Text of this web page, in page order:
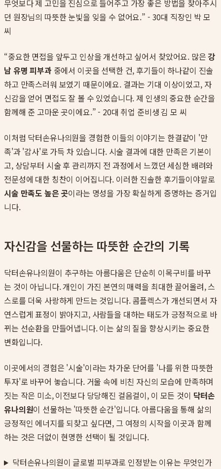
무엇보다 제 고민을 진심으로 들어주고 가장 좋은 방법을 찾아주시
던 원장님의 따뜻한 눈빛을 잊을 수 없어요.” - 30대 직장인 박 모
씨
“중요한 면접을 앞두고 인상을 개선하고 싶어서 찾았어요. 많은 강
남 유명 피부과 중에서 이곳을 선택한 건, 후기들이 하나같이 진솔
하고 만족스러워 보였기 때문이에요. 결과는 기대 이상이었고, 자
신감을 얻어 면접도 잘 볼 수 있었습니다. 제 인생의 중요한 순간을
함께해 준 고마운 곳이에요.” - 20대 취업 준비생 김 모 씨
이처럼 닥터손유나의원을 경험한 이들의 이야기는 한결같이 '만
족'과 '감사'로 가득 차 있습니다. 시술 결과에 대한 만족은 기본이
고, 상담부터 시술 후 관리까지 전 과정에서 느꼈던 세심한 배려와
전문성에 대한 칭찬이 이어집니다. 이러한 진솔한 후기들이야말로
시술 만족도 높은 곳이라는 명성을 가장 확실하게 증명하는 증거입
니다.
자신감을 선물하는 따뜻한 순간의 기록
닥터손유나의원이 추구하는 아름다움은 단순히 이목구비를 바꾸
는 것이 아닙니다. 개인이 가진 본연의 매력을 최대한 끌어올려, 스
스로를 더욱 사랑하게 만드는 것입니다. 콤플렉스가 개선되면서 자
연스럽게 표정이 밝아지고, 사람들을 대하는 태도가 긍정적으로 바
뀌는 선순환을 만들어냅니다. 이는 삶의 질을 향상시키는 중요한
변화입니다.
이곳에서의 경험은 '시술'이라는 차가운 단어를 '나를 위한 따뜻한
투자'로 바꾸어 놓습니다. 거울 속에 비친 자신의 모습에 만족하며
짓는 작은 미소, 이전보다 당당해진 걸음걸이, 이 모든 것이 닥터손
유나의원이 선물하는 '따뜻한 순간'입니다. 아름다움을 통해 삶의
긍정적인 에너지를 되찾고 싶다면, 그 여정의 시작을 이곳과 함께
하는 것은 더없이 현명한 선택이 될 것입니다.
닥터손유나의원이 글로벌 피부과로 인정받는 이유는 무엇인가